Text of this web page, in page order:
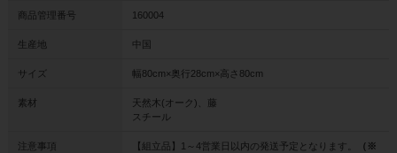
商品管理番号 160004
生産地 中国
サイズ 幅80cm×奥行28cm×高さ80cm
素材
天然木(オーク)、藤
スチール
注意事項 【組立品】1～4営業日以内の発送予定となります。
（※